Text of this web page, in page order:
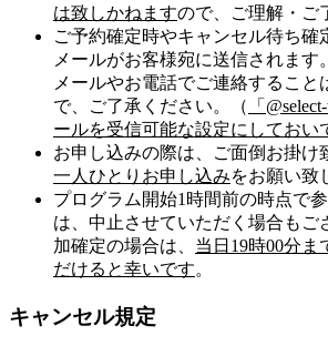
は致しかねますので、ご理解・ご
ご予約確定時やキャンセル待ち確
メールがお客様宛に送信されます
メールやお電話でご連絡すること
で、ご了承ください。（
「
ールを受信可能な設定にしておい
お申し込みの際は、ご面倒お掛け
一人ひとりお申し込みをお願い致
プログラム開始1時間前の時点で
は、中止させていただく場合もご
加確定の場合は、 当日19時00分ま
だけると幸いです。
キャンセル規定